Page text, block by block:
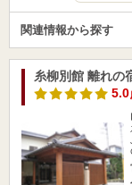
関連情報から探す
糸柳別館 離れの
5.0